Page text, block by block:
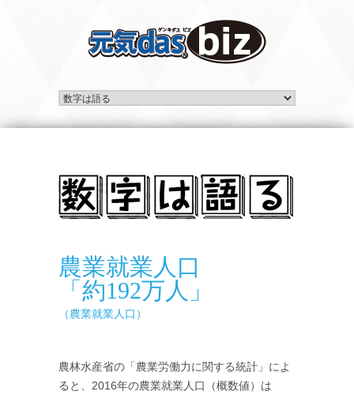
農業就業人口
「約192万人」
（農業就業人口）
農林水産省の「農業労働力に関する統計」によ
ると、2016年の農業就業人口（概数値）は